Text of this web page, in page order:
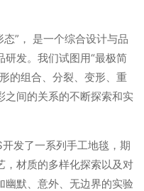
”， 是一个综合设计与品
发。我们试图用“最极简
的组合、分裂、变形、重
之间的关系的不断探索和实
发了一系列手工地毯，期
，材质的多样化探索以及对
幽默、意外、无边界的实验